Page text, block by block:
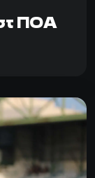
ΠΟΑ